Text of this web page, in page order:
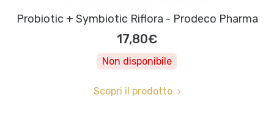
Probiotic + Symbiotic Riflora - Prodeco Pharma
17,80€
Non disponibile
Scopri il prodotto